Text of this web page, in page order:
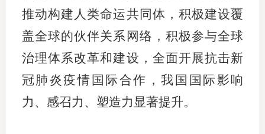
推动构建人类命运共同体，积极建设覆
盖全球的伙伴关系网络，积极参与全球
治理体系改革和建设，全面开展抗击新
冠肺炎疫情国际合作，我国国际影响
力、感召力、塑造力显著提升。